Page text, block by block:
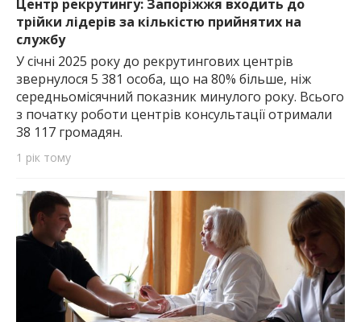
Центр рекрутингу: Запоріжжя входить до
трійки лідерів за кількістю прийнятих на
службу
У січні 2025 року до рекрутингових центрів
звернулося 5 381 особа, що на 80% більше, ніж
середньомісячний показник минулого року. Всього
з початку роботи центрів консультації отримали
38 117 громадян.
1 рік тому